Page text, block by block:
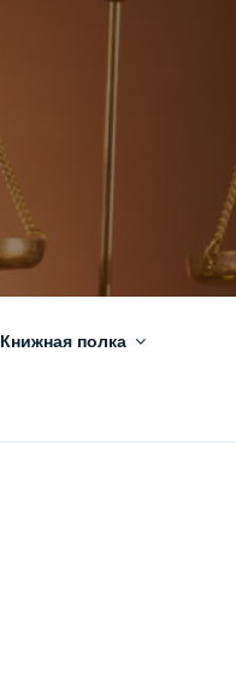
Книжная полка